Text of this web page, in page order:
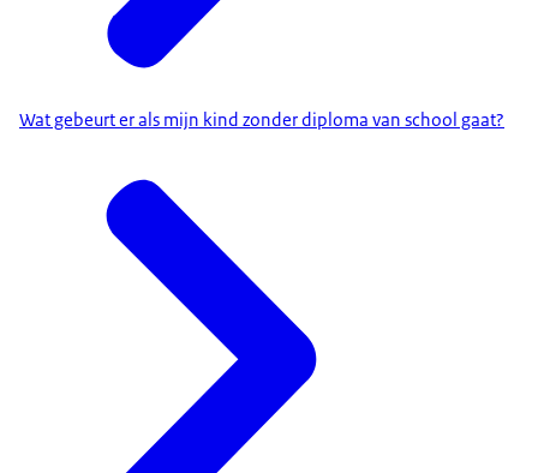
Wat gebeurt er als mijn kind zonder diploma van school gaat?